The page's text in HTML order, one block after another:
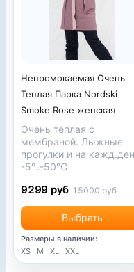
Непромокаемая Очень
Теплая Парка Nordski
Smoke Rose женская
Очень тёплая с
мембраной. Лыжные
прогулки и на
-5°..-50°С
Выбрать
9299 руб 15000 руб
Размеры в наличии:
XS
M XL XXL